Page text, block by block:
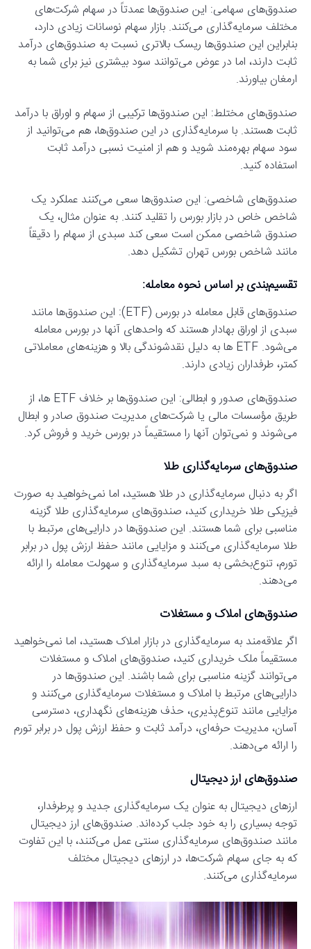
صندوق‌های سهامی: این صندوق‌ها عمدتاً در سهام شرکت‌های
مختلف سرمایه‌گذاری می‌کنند. بازار سهام نوسانات زیادی دارد،
بنابراین این صندوق‌ها ریسک بالاتری نسبت به صندوق‌های درآمد
ثابت دارند، اما در عوض می‌توانند سود بیشتری نیز برای شما به
ارمغان بیاورند.
صندوق‌های مختلط: این صندوق‌ها ترکیبی از سهام و اوراق با درآمد
ثابت هستند. با سرمایه‌گذاری در این صندوق‌ها، هم می‌توانید از
سود سهام بهره‌مند شوید و هم از امنیت نسبی درآمد ثابت
استفاده کنید.
صندوق‌های شاخصی: این صندوق‌ها سعی می‌کنند عملکرد یک
شاخص خاص در بازار بورس را تقلید کنند. به عنوان مثال، یک
صندوق شاخصی ممکن است سعی کند سبدی از سهام را دقیقاً
مانند شاخص بورس تهران تشکیل دهد.
تقسیم‌بندی بر اساس نحوه معامله:
صندوق‌های قابل معامله در بورس (ETF): این صندوق‌ها مانند
سبدی از اوراق بهادار هستند که واحدهای آنها در بورس معامله
می‌شود. ETF ها به دلیل نقدشوندگی بالا و هزینه‌های معاملاتی
کمتر، طرفداران زیادی دارند.
صندوق‌های صدور و ابطالی: این صندوق‌ها بر خلاف ETF ها، از
طریق مؤسسات مالی یا شرکت‌های مدیریت صندوق صادر و ابطال
می‌شوند و نمی‌توان آنها را مستقیماً در بورس خرید و فروش کرد.
صندوق‌های سرمایه‌گذاری طلا
اگر به دنبال سرمایه‌گذاری در طلا هستید، اما نمی‌خواهید به صورت
فیزیکی طلا خریداری کنید، صندوق‌های سرمایه‌گذاری طلا گزینه
مناسبی برای شما هستند. این صندوق‌ها در دارایی‌های مرتبط با
طلا سرمایه‌گذاری می‌کنند و مزایایی مانند حفظ ارزش پول در برابر
تورم، تنوع‌بخشی به سبد سرمایه‌گذاری و سهولت معامله را ارائه
می‌دهند.
صندوق‌های املاک و مستغلات
اگر علاقه‌مند به سرمایه‌گذاری در بازار املاک هستید، اما نمی‌خواهید
مستقیماً ملک خریداری کنید، صندوق‌های املاک و مستغلات
می‌توانند گزینه مناسبی برای شما باشند. این صندوق‌ها در
دارایی‌های مرتبط با املاک و مستغلات سرمایه‌گذاری می‌کنند و
مزایایی مانند تنوع‌پذیری، حذف هزینه‌های نگهداری، دسترسی
آسان، مدیریت حرفه‌ای، درآمد ثابت و حفظ ارزش پول در برابر تورم
را ارائه می‌دهند.
صندوق‌های ارز دیجیتال
ارزهای دیجیتال به عنوان یک سرمایه‌گذاری جدید و پرطرفدار،
توجه بسیاری را به خود جلب کرده‌اند. صندوق‌های ارز دیجیتال
مانند صندوق‌های سرمایه‌گذاری سنتی عمل می‌کنند، با این تفاوت
که به جای سهام شرکت‌ها، در ارزهای دیجیتال مختلف
سرمایه‌گذاری می‌کنند.